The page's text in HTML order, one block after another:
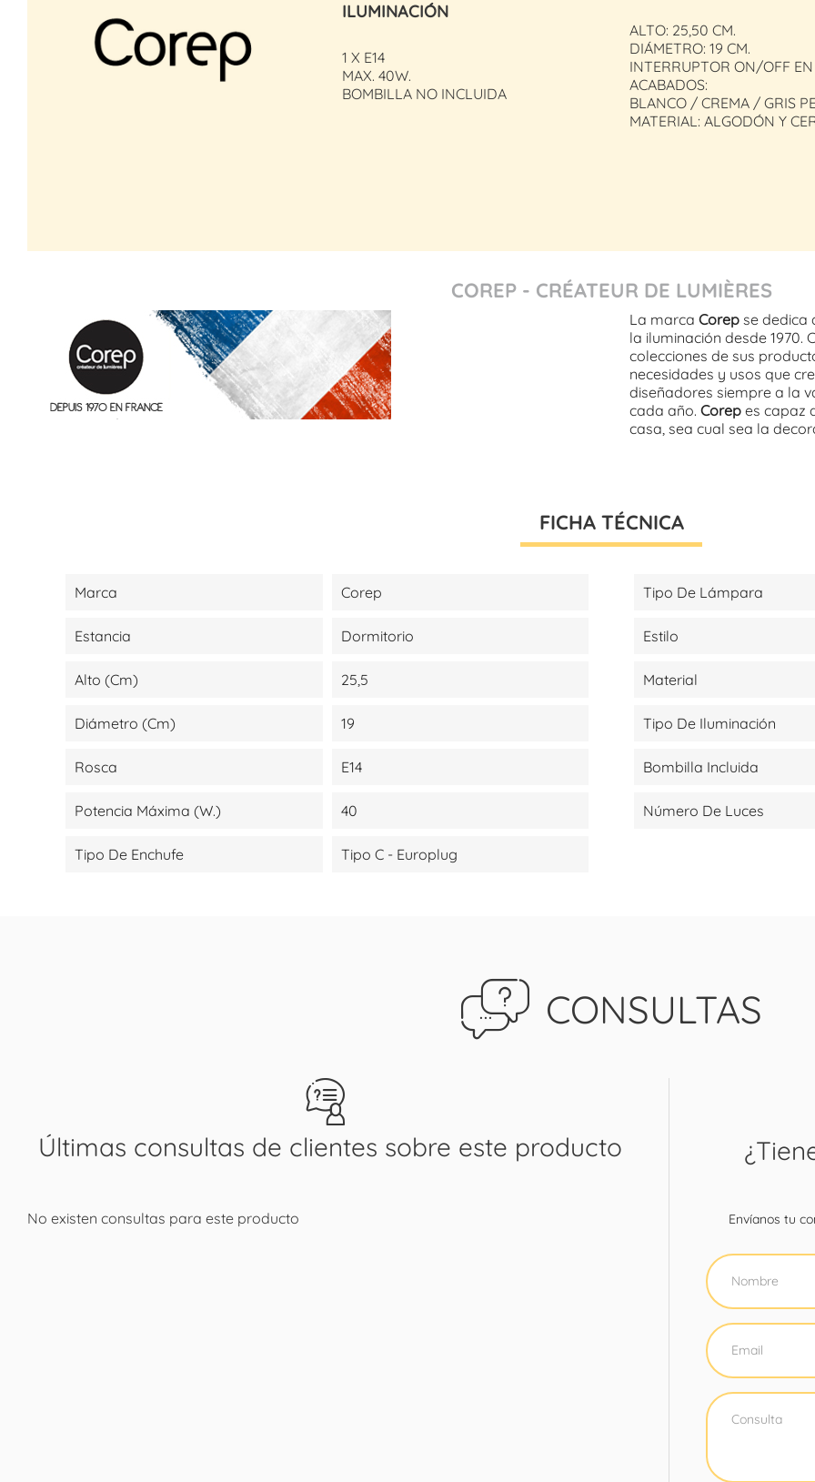
ILUMINACIÓN
1 X E14
MAX. 40W.
BOMBILLA NO INCLUIDA
ALTO: 25,50 CM.
DIÁMETRO: 19 CM.
INTERRUPTOR ON/OFF EN
ACABADOS:
BLANCO / CREMA / GRIS
MATERIAL: ALGODÓN Y
COREP - CRÉATEUR DE LUMIÈRES
La marca Corep se dedica
la iluminación desde 1970.
colecciones de sus
necesidades y usos que
diseñadores siempre a la
cada año. Corep es capaz
casa, sea cual sea la
FICHA TÉCNICA
Marca Corep Tipo De Lámpara
Estancia Dormitorio Estilo
Alto (cm) 25,5 Material
Diámetro (cm) 19 Tipo De Iluminación
Rosca E14 Bombilla Incluida
Potencia Máxima (W.) 40 Número De Luces
Tipo De Enchufe Tipo C - Europlug
CONSULTAS
Últimas consultas de clientes sobre este producto
No existen consultas para este producto Envíanos tu